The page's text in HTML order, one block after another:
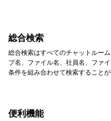
総合検索
総合検索はすべてのチャットルー
プ名、ファイル名、社員名、ファ
条件を組み合わせて検索することが
便利機能